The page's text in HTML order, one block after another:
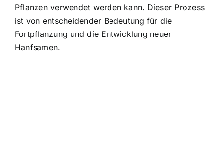
Pflanzen verwendet werden kann. Dieser Prozess
ist von entscheidender Bedeutung für die
Fortpflanzung und die Entwicklung neuer
Hanfsamen.